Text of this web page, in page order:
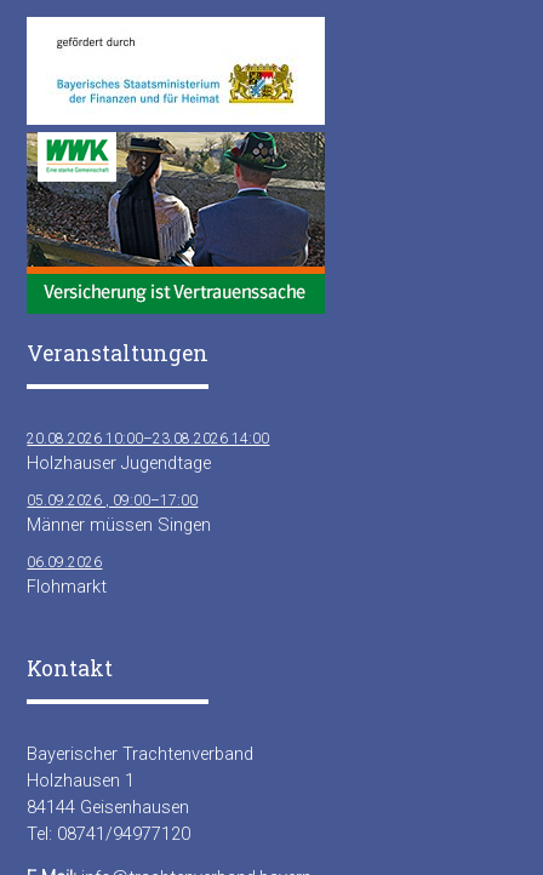
Veranstaltungen
20.08.2026 10:00–23.08.2026 14:00
Holzhauser Jugendtage
05.09.2026 , 09:00–17:00
Männer müssen Singen
06.09.2026
Flohmarkt
Kontakt
Bayerischer Trachtenverband
Holzhausen 1
84144 Geisenhausen
Tel: 08741/94977120